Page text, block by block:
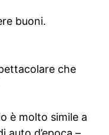
buoni.
che
è molto simile a